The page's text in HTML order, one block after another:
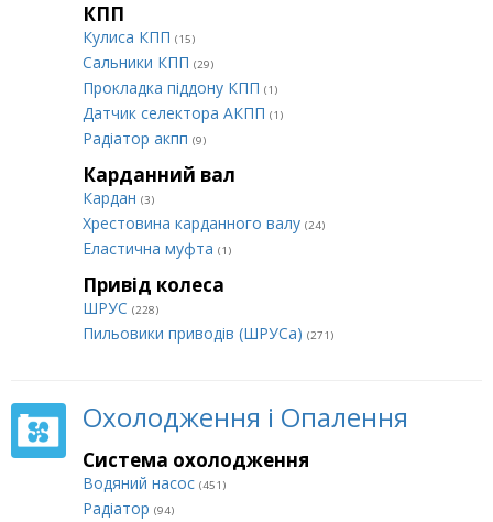
КПП
Кулиса КПП (15)
Сальники КПП (29)
Прокладка піддону КПП (1)
Датчик селектора АКПП (1)
Радіатор акпп (9)
Карданний вал
Кардан (3)
Хрестовина карданного валу (24)
Еластична муфта (1)
Привід колеса
ШРУС (228)
Пильовики приводів (ШРУСа) (271)
Охолодження і Опалення
Система охолодження
Водяний насос (451)
Радіатор (94)